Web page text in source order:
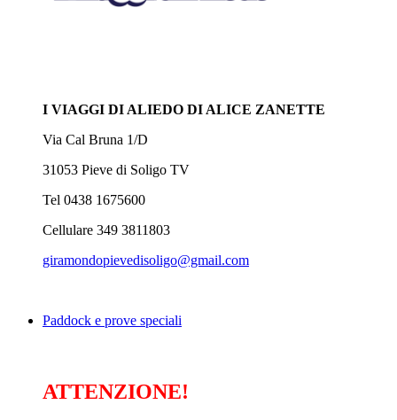
I VIAGGI DI ALIEDO DI ALICE ZANETTE
Via Cal Bruna 1/D
31053 Pieve di Soligo TV
Tel 0438 1675600
Cellulare 349 3811803
giramondopievedisoligo@gmail.com
Paddock e prove speciali
ATTENZIONE!